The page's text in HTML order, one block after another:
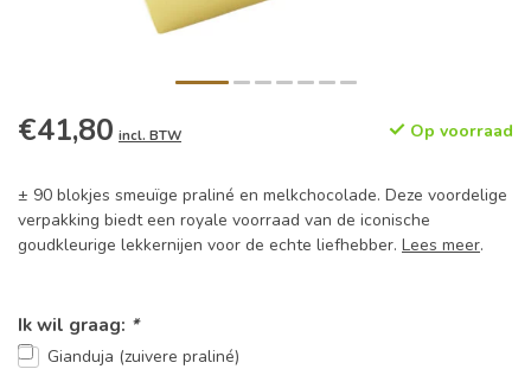
€41,80 incl. BTW Op voorraad
± 90 blokjes smeuïge praliné en melkchocolade. Deze voordelige
verpakking biedt een royale voorraad van de iconische
goudkleurige lekkernijen voor de echte liefhebber. Lees meer.
Ik wil graag: *
Gianduja (zuivere praliné)